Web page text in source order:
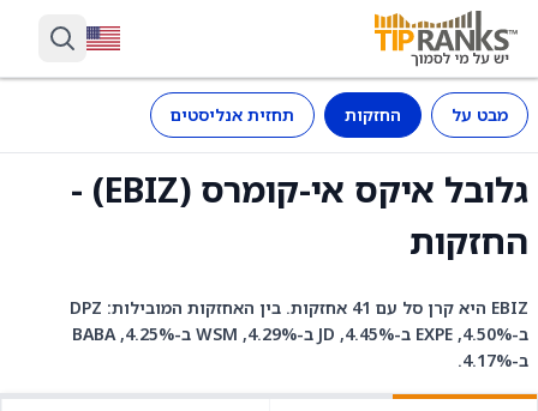
מבט על החזקות תחזית אנליסטים
גלובל איקס אי-קומרס (EBIZ) -
החזקות
EBIZ היא קרן סל עם 41 אחזקות. בין האחזקות המובילות: DPZ
ב-4.50%, EXPE ב-4.45%, JD ב-4.29%, WSM ב-4.25%, BABA
ב-4.17%.